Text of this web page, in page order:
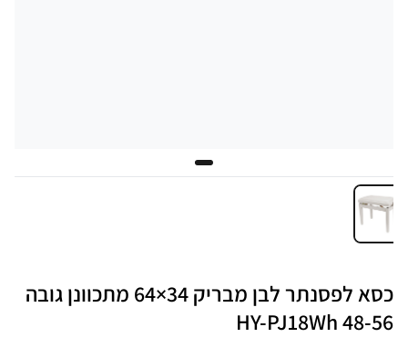
כסא לפסנתר לבן מבריק 34×64 מתכוונן גובה
48-56 HY-PJ18Wh